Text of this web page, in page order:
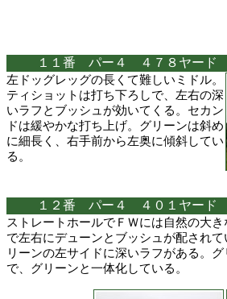
１１番 パー４ ４７８ヤード
左ドッグレッグの長くて難しいミドル。
ティショットは打ち下ろしで、左右の深
いラフとブッシュが効いてくる。セカン
ドは緩やかな打ち上げ。グリーンは斜め
に細長く、右手前から左奥に傾斜してい
る。
１２番 パー４ ４０１ヤード
ストレートホールでＦＷには自然の大
で左右にデューンとブッシュが配され
リーンの左サイドに深いラフがある。
で、グリーンと一体化している。